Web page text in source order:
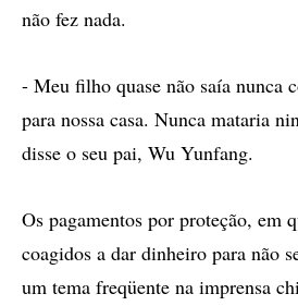
não fez nada.
- Meu filho quase não saía nunca
para nossa casa. Nunca mataria
disse o seu pai, Wu Yunfang.
Os pagamentos por proteção, em
coagidos a dar dinheiro para não
um tema freqüente na imprensa